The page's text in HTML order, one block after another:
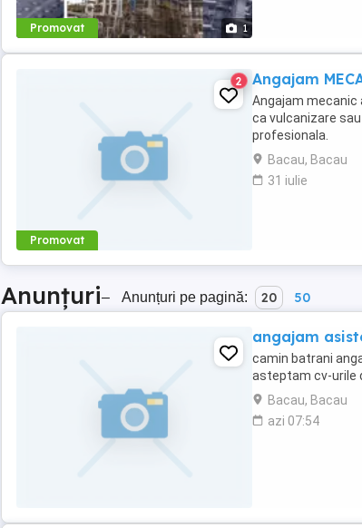
Promovat 1
Promovat
2 Angajam
Angajam mecanic
ca vulcanizare
profesionala.
Bacau, Bacau
31 iulie
Anunțuri– Anunțuri pe pagină: 20 50
angajam
camin batrani
asteptam cv-urile
Bacau, Bacau
azi 07:54